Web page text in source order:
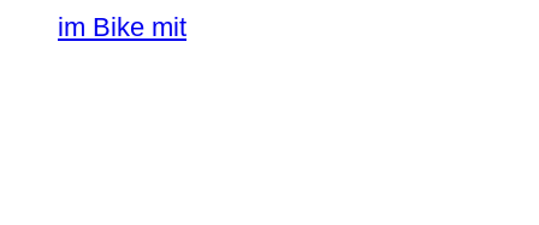
im Bike mit